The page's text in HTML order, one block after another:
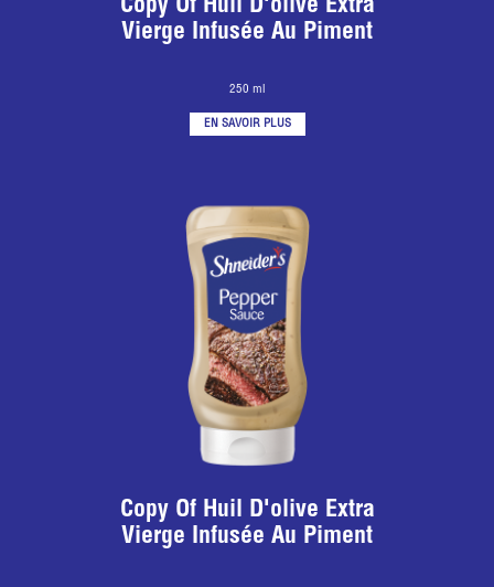
Copy Of Huil D'olive Extra
Vierge Infusée Au Piment
250 ml
EN SAVOIR PLUS
Copy Of Huil D'olive Extra
Vierge Infusée Au Piment